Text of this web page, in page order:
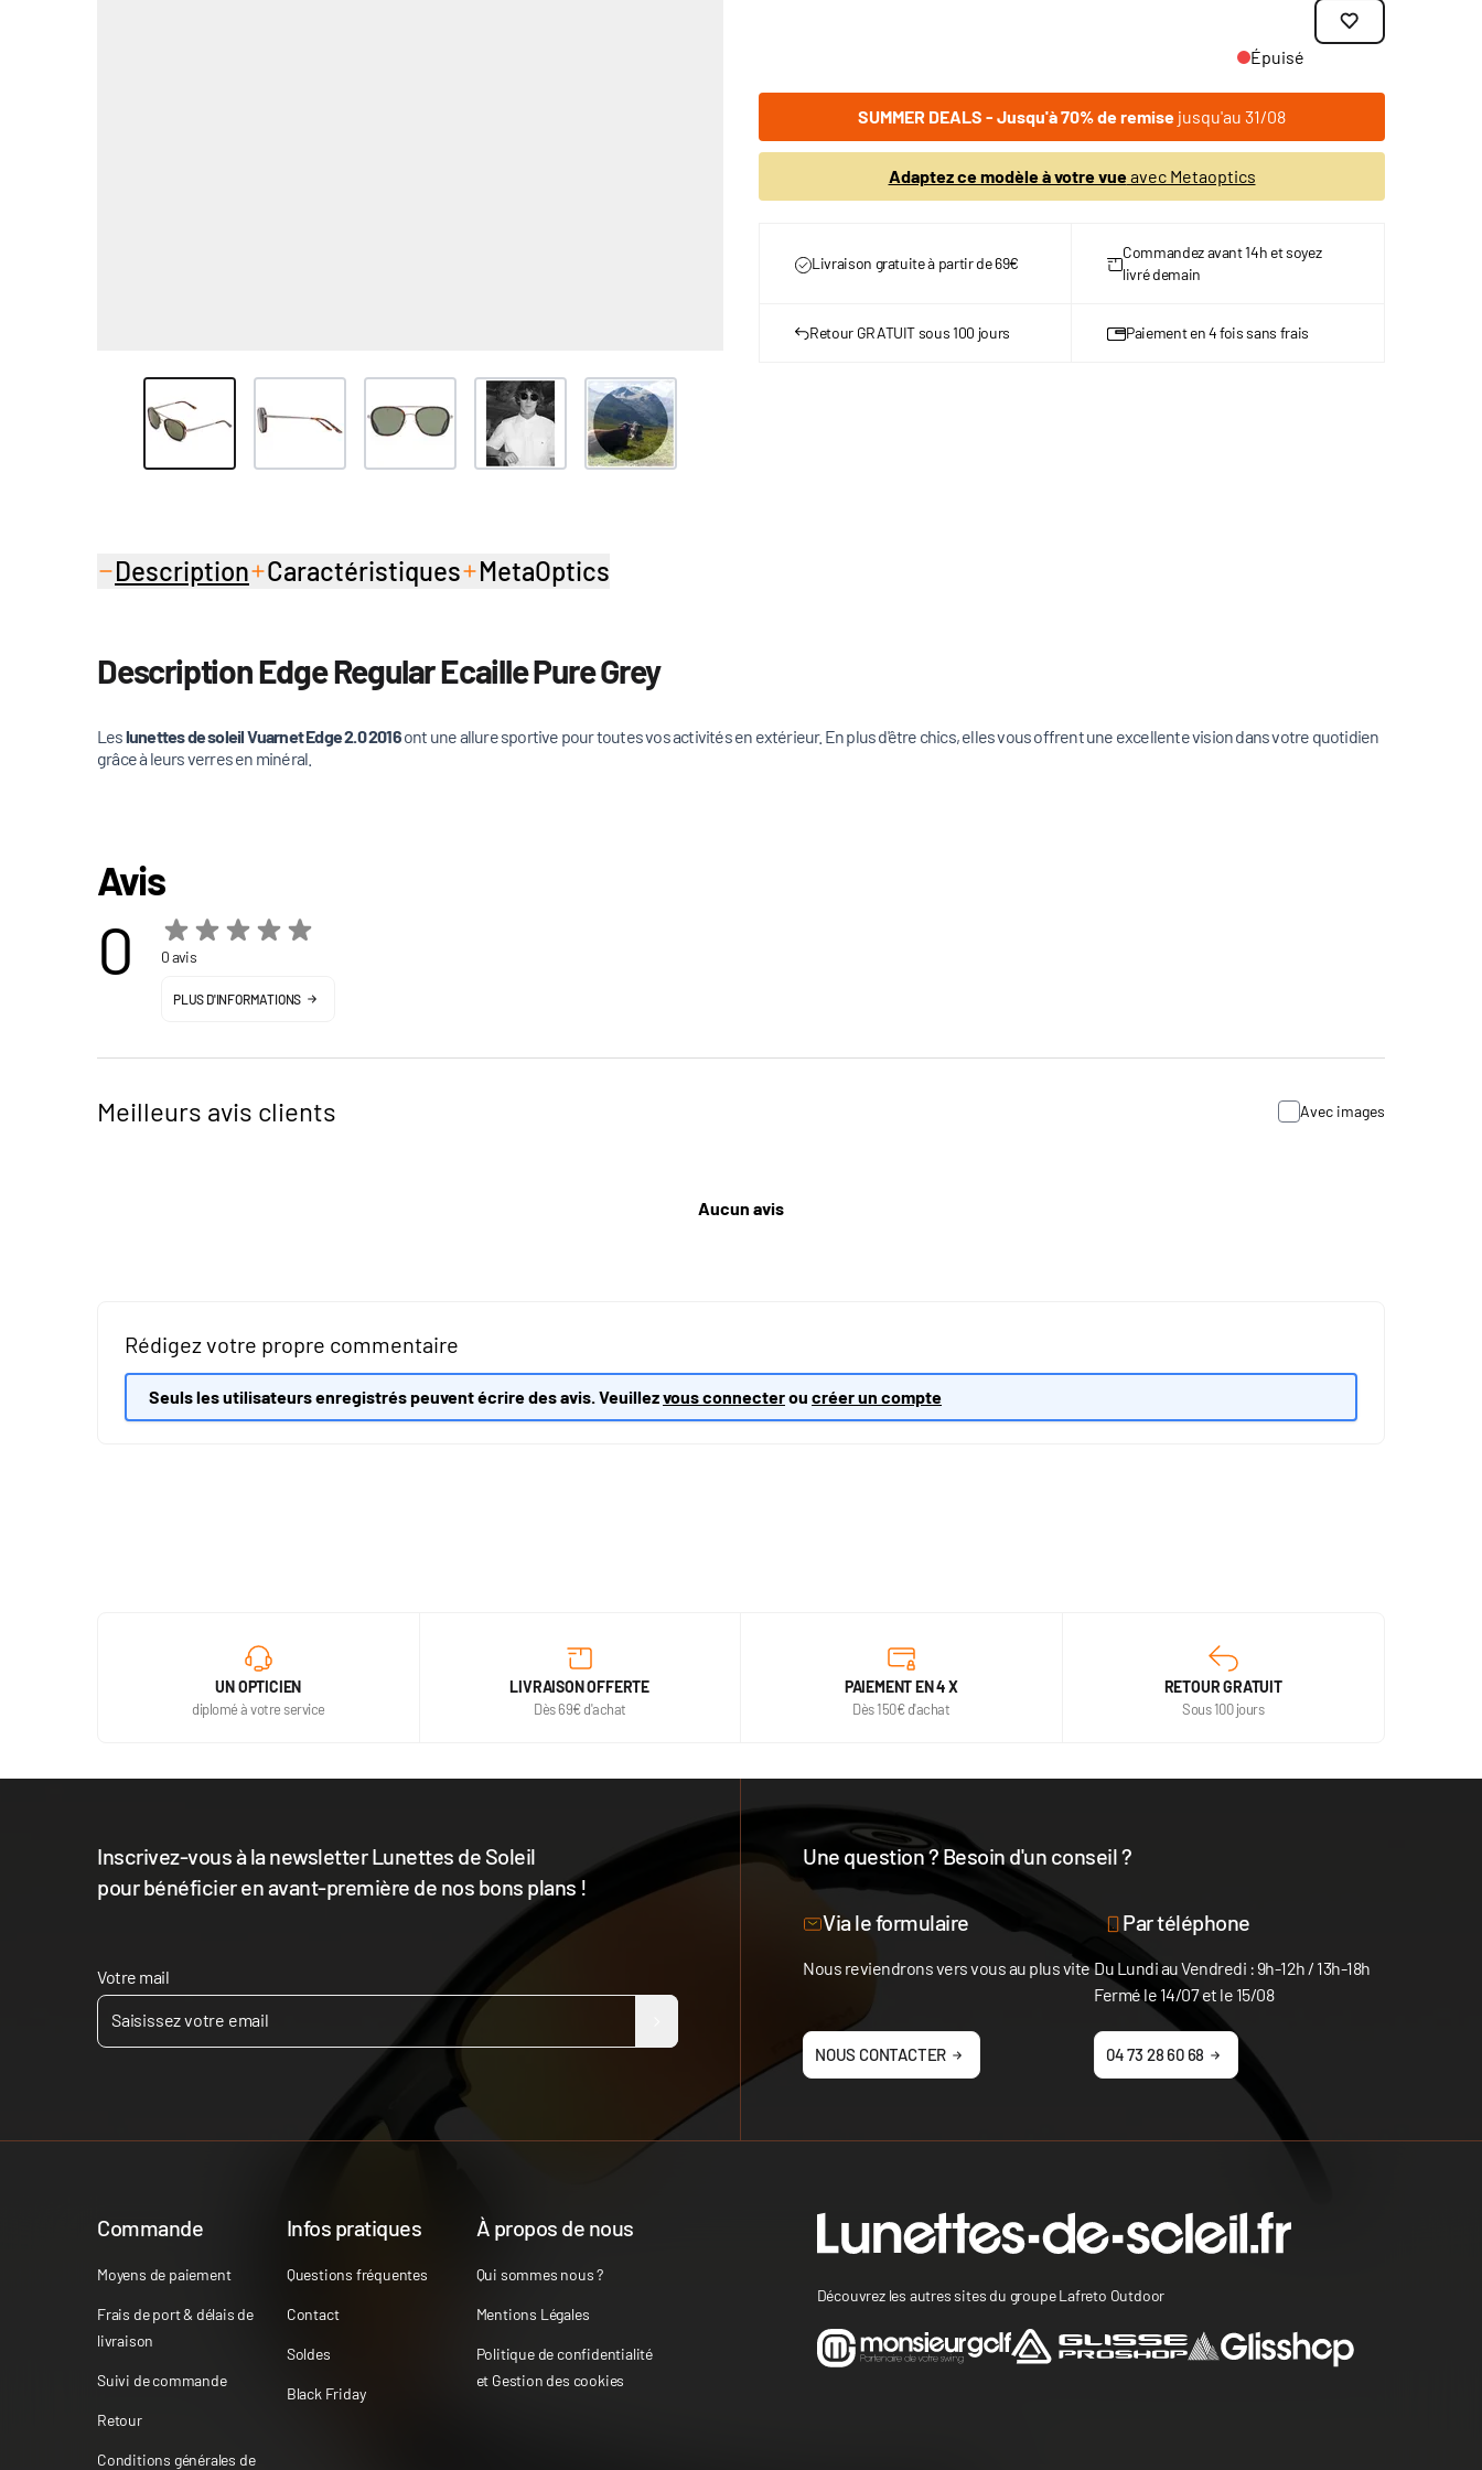
View larger imageView larger imageView larger image
Épuisé
SUMMER DEALS - Jusqu'à 70% de remise jusqu'au 31/08
Adaptez ce modèle à votre vueavec Metaoptics
Livraison gratuite à partir de 69€
Commandez avant 14h et soyez
livré demain
Retour GRATUIT sous 100 jours Paiement en 4 fois sans frais
Description Caractéristiques MetaOptics
Description Edge Regular Ecaille Pure Grey
Leslunettes de soleil Vuarnet Edge 2.0 2016ont une allure sportive pour toutes vos activités en extérieur. En plus d'être chics, elles vous offrent une excellente vision dans votre quotidien
grâce à leurs verres en minéral.
Avis
0 0 avis
PLUS D'INFORMATIONS
Meilleurs avis clients Avec images
Aucun avis
Rédigez votre propre commentaire
Seuls les utilisateurs enregistrés peuvent écrire des avis. Veuillezvous connecterou créer un compte
UN OPTICIEN
diplomé à votre service
LIVRAISON OFFERTE
Dès 69€ d'achat
PAIEMENT EN 4 X
Dès 150€ d'achat
RETOUR GRATUIT
Sous 100 jours
Inscrivez-vous à la newsletter Lunettes de Soleil
pour bénéficier en avant-première de nos bons plans !
Votre mail
Une question ? Besoin d'un conseil ?
Notre équipe est à votre disposition
Via le formulaire Par téléphone
Nous reviendrons vers vous au plus vite
NOUS CONTACTER
Du Lundi au Vendredi : 9h-12h / 13h-18h
Fermé le 14/07 et le 15/08
04 73 28 60 68
Commande
Moyens de paiement
Frais de port & délais de
livraison
Suivi de commande
Retour
Conditions générales de
Infos pratiques
Questions fréquentes
Contact
Soldes
Black Friday
À propos de nous
Qui sommes nous ?
Mentions Légales
Politique de confidentialité
et Gestion des cookies
Découvrez les autres sites du groupe Lafreto Outdoor